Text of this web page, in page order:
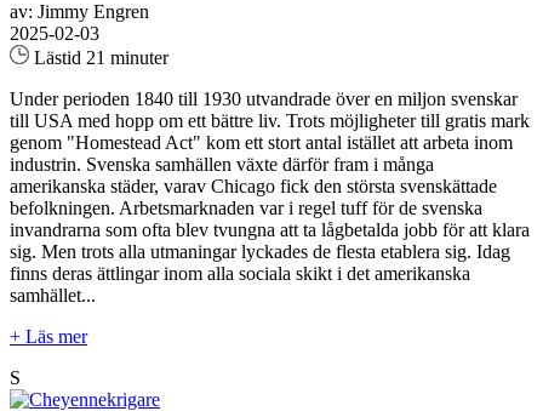
av: Jimmy Engren
2025-02-03
Lästid 21 minuter
Under perioden 1840 till 1930 utvandrade över en miljon svenskar
till USA med hopp om ett bättre liv. Trots möjligheter till gratis mark
genom "Homestead Act" kom ett stort antal istället att arbeta inom
industrin. Svenska samhällen växte därför fram i många
amerikanska städer, varav Chicago fick den största svenskättade
befolkningen. Arbetsmarknaden var i regel tuff för de svenska
invandrarna som ofta blev tvungna att ta lågbetalda jobb för att klara
sig. Men trots alla utmaningar lyckades de flesta etablera sig. Idag
finns deras ättlingar inom alla sociala skikt i det amerikanska
samhället...
+ Läs mer
S